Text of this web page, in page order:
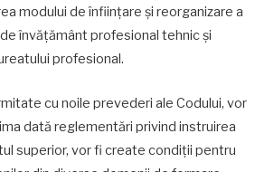
modului de înființare și reorganizare a
învățământ profesional tehnic și
profesional.
cu noile prevederi ale Codului, vor
dată reglementări privind instruirea
superior, vor fi create condiții pentru